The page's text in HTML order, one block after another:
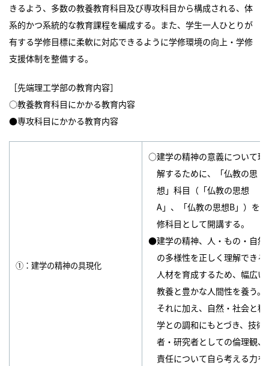
きるよう、多数の教養教育科目及び専攻科目から構成される、体
系的かつ系統的な教育課程を編成する。また、学生一人ひとりが
有する学修目標に柔軟に対応できるように学修環境の向上・学修
支援体制を整備する。
［先端理工学部の教育内容］
○教養教育科目にかかる教育内容
●専攻科目にかかる教育内容
①：建学の精神の具現化
○建学の精神の意義について理
解するために、「仏教の思
想」科目（「仏教の思想
A」、「仏教の思想B」）を必
修科目として開講する。
●建学の精神、人・もの・自然
の多様性を正しく理解できる
人材を育成するため、幅広い
教養と豊かな人間性を養う。
それに加え、自然・社会と科
学との調和にもとづき、技術
者・研究者としての倫理観、
責任について自ら考える力を